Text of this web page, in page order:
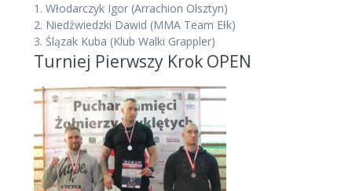
1. Włodarczyk Igor (Arrachion Olsztyn)
2. Niedźwiedzki Dawid (MMA Team Ełk)
3. Ślązak Kuba (Klub Walki Grappler)
Turniej Pierwszy Krok OPEN